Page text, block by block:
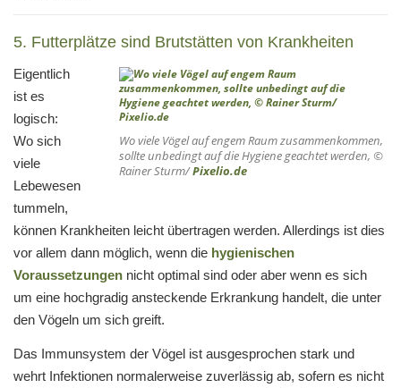
5. Futterplätze sind Brutstätten von Krankheiten
Wo viele Vögel auf engem Raum zusammenkommen,
sollte unbedingt auf die Hygiene geachtet werden, ©
Rainer Sturm/Pixelio.de
Eigentlich
ist es
logisch:
Wo sich
viele
Lebewesen
tummeln,
können Krankheiten leicht übertragen werden. Allerdings ist dies
vor allem dann möglich, wenn die hygienischen
Voraussetzungen nicht optimal sind oder aber wenn es sich
um eine hochgradig ansteckende Erkrankung handelt, die unter
den Vögeln um sich greift.
Das Immunsystem der Vögel ist ausgesprochen stark und
wehrt Infektionen normalerweise zuverlässig ab, sofern es nicht